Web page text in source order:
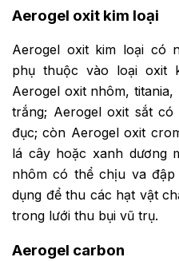
Aerogel oxit kim loại
Aerogel oxit kim loại có
phụ thuộc vào loại oxit
Aerogel oxit nhôm,
trắng; Aerogel oxit sắt
đục; còn Aerogel oxit
lá cây hoặc xanh dương
nhôm có thể chịu va
dụng để thu các hạt vật
trong lưới thu bụi vũ trụ.
Aerogel carbon